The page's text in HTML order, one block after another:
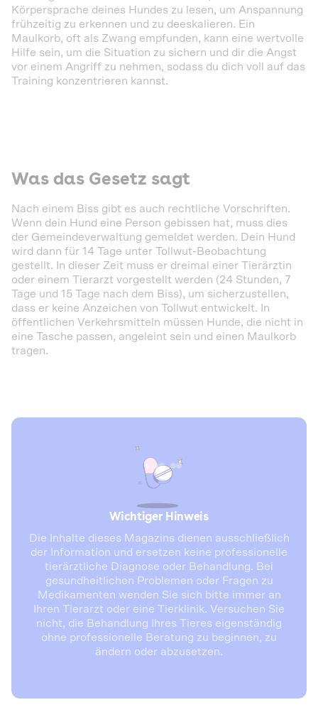
Körpersprache deines Hundes zu lesen, um Anspannung
frühzeitig zu erkennen und zu deeskalieren. Ein
Maulkorb, oft als Zwang empfunden, kann eine wertvolle
Hilfe sein, um die Situation zu sichern und dir die Angst
vor einem Angriff zu nehmen, sodass du dich voll auf das
Training konzentrieren kannst.
Was das Gesetz sagt
Nach einem Biss gibt es auch rechtliche Vorschriften.
Wenn dein Hund eine Person gebissen hat, muss dies
der Gemeindeverwaltung gemeldet werden. Dein Hund
wird dann für 14 Tage unter Tollwut-Beobachtung
gestellt. In dieser Zeit muss er dreimal einer Tierärztin
oder einem Tierarzt vorgestellt werden (24 Stunden, 7
Tage und 15 Tage nach dem Biss), um sicherzustellen,
dass er keine Anzeichen von Tollwut entwickelt. In
öffentlichen Verkehrsmitteln müssen Hunde, die nicht in
eine Tasche passen, angeleint sein und einen Maulkorb
tragen.
Wichtiger Hinweis
Die Inhalte dieses Magazins dienen ausschließlich
der Information und ersetzen keine professionelle
tierärztliche Diagnose oder Behandlung. Bei
gesundheitlichen Problemen oder Fragen zu
Medikamenten wenden Sie sich bitte immer an
Ihren Tierarzt oder eine Tierklinik. Versuchen Sie
nicht, die Behandlung Ihres Tieres eigenständig
ohne professionelle Beratung zu beginnen, zu
ändern oder abzusetzen.